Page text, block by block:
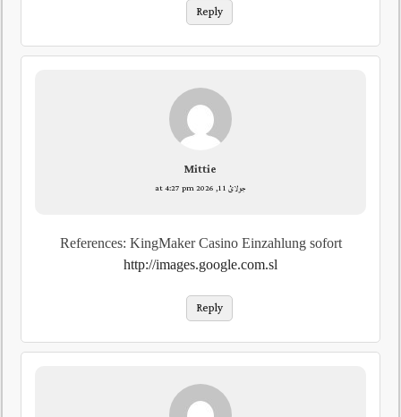
Reply
Mittie
جولائ 11, 2026 at 4:27 pm
References: KingMaker Casino Einzahlung sofort
http://images.google.com.sl
Reply